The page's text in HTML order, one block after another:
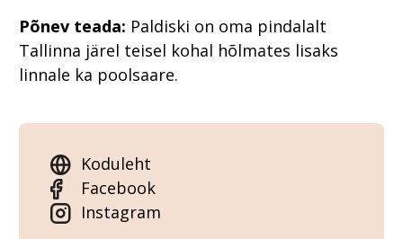
Põnev teada: Paldiski on oma pindalalt
Tallinna järel teisel kohal hõlmates lisaks
linnale ka poolsaare.
Koduleht
Facebook
Instagram